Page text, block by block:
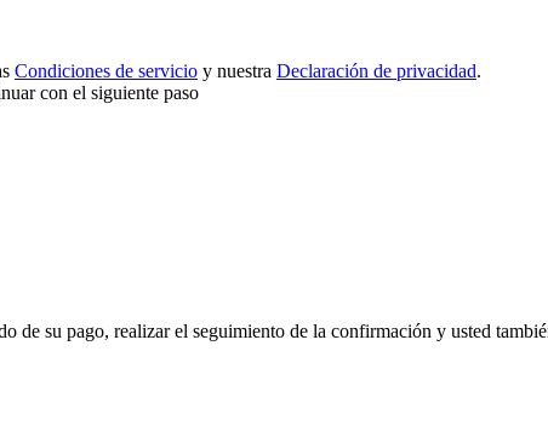
Condiciones de servicio y nuestra Declaración de privacidad.
con el siguiente paso
de su pago, realizar el seguimiento de la confirmación y usted